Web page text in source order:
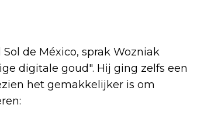
de México, sprak Wozniak
digitale goud". Hij ging zelfs een
het gemakkelijker is om